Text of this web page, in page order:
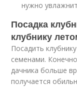
нужно
Посадка
клубнику
Посадить
семенами.
дачника больше
получается